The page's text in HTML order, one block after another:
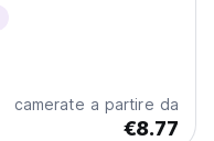
camerate a partire da
€8.77